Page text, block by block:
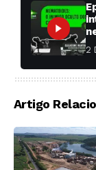
2
Artigo